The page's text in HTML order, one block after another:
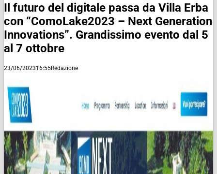
Il futuro del digitale passa da Villa Erba
con “ComoLake2023 – Next Generation
Innovations”. Grandissimo evento dal 5
al 7 ottobre
23/06/202316:55Redazione